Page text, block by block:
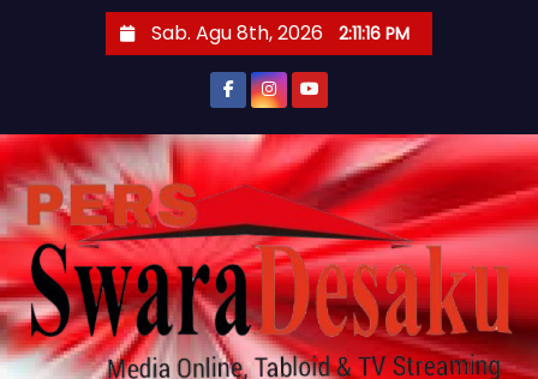
t
o
c
o
n
t
e
Sab. Agu 8th, 2026 2:11:18 PM